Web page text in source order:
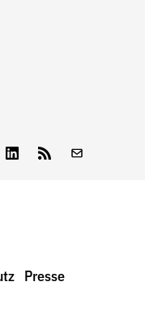
LinkedInFeed
Presse